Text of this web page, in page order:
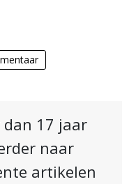
dan 17 jaar
naar
artikelen